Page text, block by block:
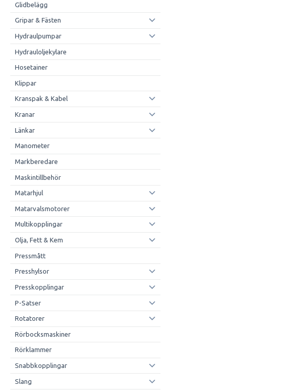
Glidbelägg
Gripar & Fästen
Hydraulpumpar
Hydrauloljekylare
Hosetainer
Klippar
Kranspak & Kabel
Kranar
Länkar
Manometer
Markberedare
Maskintillbehör
Matarhjul
Matarvalsmotorer
Multikopplingar
Olja, Fett & Kem
Pressmått
Presshylsor
Presskopplingar
P-Satser
Rotatorer
Rörbocksmaskiner
Rörklammer
Snabbkopplingar
Slang